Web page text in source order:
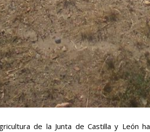
de la Junta de Castilla y León ha